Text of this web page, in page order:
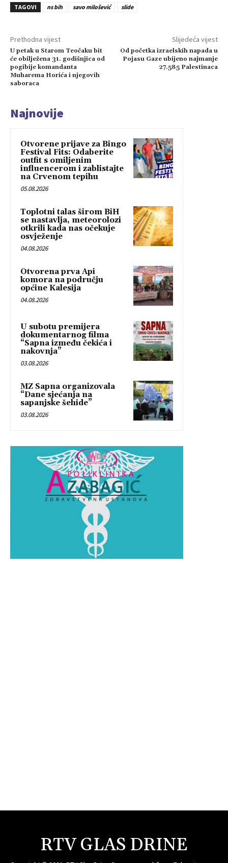
TAGOVI ns bih savo milošević slide
Prethodna vijest
U petak u Starom Teočaku bit
će obilježena 31. godišnjica od
pogibije komandanta
Muharema Horića i njegovih
saboraca
Slijedeća vijest
Od početka izraelskih napada u
Pojasu Gaze ubijeno najmanje
27.585 Palestinaca
Najnovije
Otvorene prijave za Bingo
Festival Fits: Odaberite
outfit s omiljenim
influencerom i zablistajte
na Crvenom tepihu
05.08.2026
Toplotni talas širom BiH
se nastavlja, meteorolozi
otkrili kada nas očekuje
osvježenje
04.08.2026
Otvorena prva Api
komora na području
općine Kalesija
04.08.2026
U subotu premijera
dokumentarnog filma
“Sapna između čekića i
nakovnja”
03.08.2026
MZ Sapna organizovala
“Dane sjećanja na
sapanjske šehide”
03.08.2026
RTV GLAS DRINE